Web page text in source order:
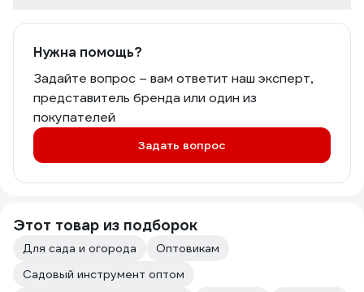
Нужна помощь?
Задайте вопрос – вам ответит наш эксперт,
представитель бренда или один из
покупателей
Задать вопрос
Этот товар из подборок
Для сада и огорода
Оптовикам
Садовый инструмент оптом